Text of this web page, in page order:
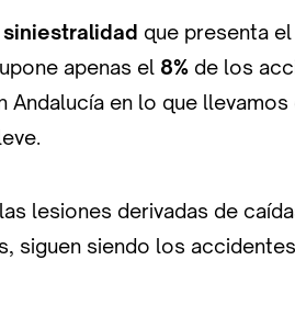
que presenta
apenas el 8% de los
en lo que llevamos
lesiones derivadas de
siguen siendo los